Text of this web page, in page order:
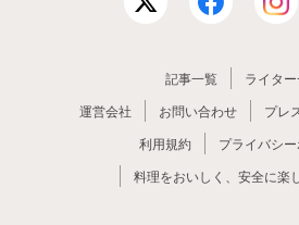
記事一覧
ライタ
運営会社
お問い合わせ
プレ
利用規約
プライバシ
料理をおいしく、安全に楽